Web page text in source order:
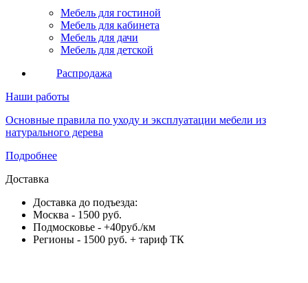
Мебель для гостиной
Мебель для кабинета
Мебель для дачи
Мебель для детской
Распродажа
Наши работы
Основные правила по уходу и эксплуатации мебели из
натурального дерева
Подробнее
Доставка
Доставка до подъезда:
Москва - 1500 руб.
Подмосковье - +40руб./км
Регионы - 1500 руб. + тариф ТК